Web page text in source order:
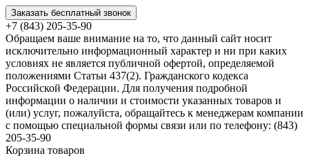
Заказать бесплатный звонок
+7 (843) 205-35-90
Обращаем ваше внимание на то, что данный сайт носит
исключительно информационный характер и ни при каких
условиях не является публичной офертой, определяемой
положениями Статьи 437(2). Гражданского кодекса
Российской Федерации. Для получения подробной
информации о наличии и стоимости указанных товаров и
(или) услуг, пожалуйста, обращайтесь к менеджерам компании
с помощью специальной формы связи или по телефону: (843)
205-35-90
Корзина товаров